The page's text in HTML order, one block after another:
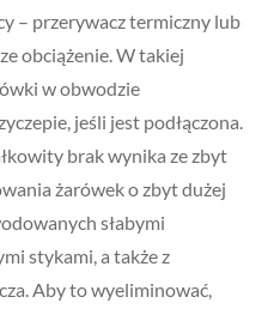
– przerywacz termiczny lub
obciążenie. W takiej
w obwodzie
jeśli jest podłączona.
brak wynika ze zbyt
żarówek o zbyt dużej
słabymi
stykami, a także z
Aby to wyeliminować,